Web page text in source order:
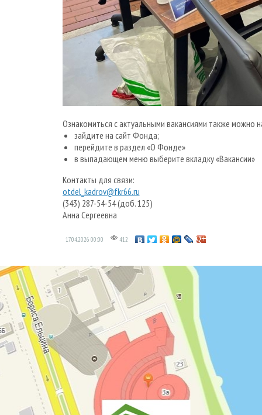
Ознакомиться с актуальными вакансиями также можно
зайдите на сайт Фонда;
перейдите в раздел «О Фонде»
в выпадающем меню выберите вкладку «Вакансии»
Контакты для связи:
otdel_kadrov@fkr66.ru
(343) 287-54-54 (доб. 125)
Анна Сергеевна
17.04.2026 00:00 412